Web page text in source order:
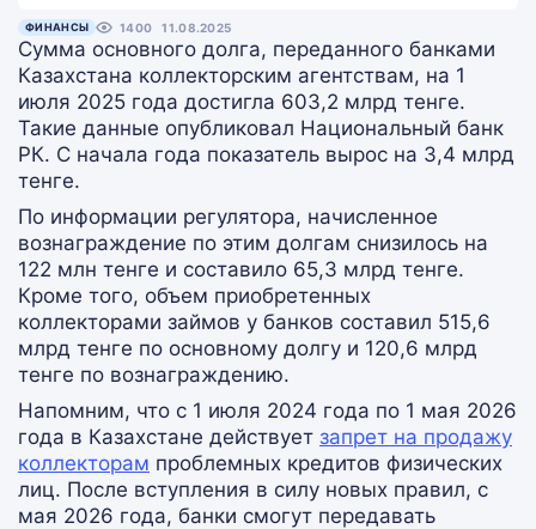
ФИНАНСЫ 1400 11.08.2025
Сумма основного долга, переданного банками
Казахстана коллекторским агентствам, на 1
июля 2025 года достигла 603,2 млрд тенге.
Такие данные опубликовал Национальный банк
РК. С начала года показатель вырос на 3,4 млрд
тенге.
По информации регулятора, начисленное
вознаграждение по этим долгам снизилось на
122 млн тенге и составило 65,3 млрд тенге.
Кроме того, объем приобретенных
коллекторами займов у банков составил 515,6
млрд тенге по основному долгу и 120,6 млрд
тенге по вознаграждению.
Напомним, что с 1 июля 2024 года по 1 мая 2026
года в Казахстане действует запрет на продажу
коллекторам проблемных кредитов физических
лиц. После вступления в силу новых правил, с
мая 2026 года, банки смогут передавать